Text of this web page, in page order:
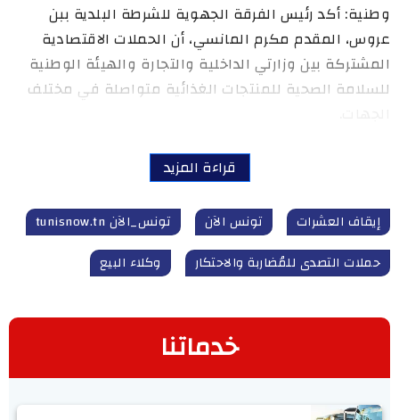
وطنية: أكد رئيس الفرقة الجهوية للشرطة البلدية ببن
عروس، المقدم مكرم المانسي، أن الحملات الاقتصادية
المشتركة بين وزارتي الداخلية والتجارة والهيئة الوطنية
للسلامة الصحية للمنتجات الغذائية متواصلة في مختلف
قراءة المزيد
إيقاف العشرات تونس الآن
تونس_الآن tunisnow.tn
حملات التصدى للمُضاربة والاحتكار
وكلاء البيع
خدماتنا